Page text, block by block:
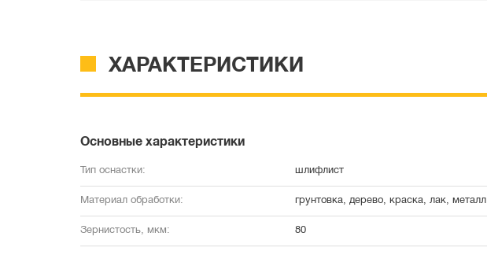
ХАРАКТЕРИСТИКИ
Основные характеристики
Тип оснастки: шлифлист
Материал обработки: грунтовка, дерево, краска, лак, металл
Зернистость, мкм: 80